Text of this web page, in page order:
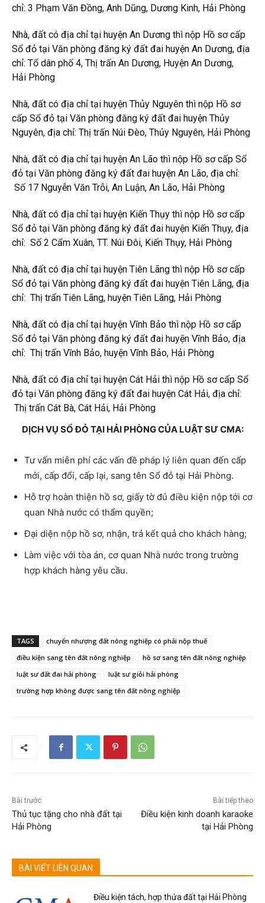
chỉ: 3 Phạm Văn Đồng, Anh Dũng, Dương Kinh, Hải Phòng
Nhà, đất có địa chỉ tại huyện An Dương thì nộp Hồ sơ cấp
Sổ đỏ tại Văn phòng đăng ký đất đai huyện An Dương, địa
chỉ: Tổ dân phố 4, Thị trấn An Dương, Huyện An Dương,
Hải Phòng
Nhà, đất có địa chỉ tại huyện Thủy Nguyên thì nộp Hồ sơ
cấp Sổ đỏ tại Văn phòng đăng ký đất đai huyện Thủy
Nguyên, địa chỉ: Thị trấn Núi Đèo, Thủy Nguyên, Hải Phòng
Nhà, đất có địa chỉ tại huyện An Lão thì nộp Hồ sơ cấp Sổ
đỏ tại Văn phòng đăng ký đất đai huyện An Lão, địa chỉ:
Số 17 Nguyễn Văn Trỗi, An Luận, An Lão, Hải Phòng
Nhà, đất có địa chỉ tại huyện Kiến Thụy thì nộp Hồ sơ cấp
Sổ đỏ tại Văn phòng đăng ký đất đai huyện Kiến Thụy, địa
chỉ: Số 2 Cẩm Xuân, TT. Núi Đôi, Kiến Thụy, Hải Phòng
Nhà, đất có địa chỉ tại huyện Tiên Lãng thì nộp Hồ sơ cấp
Sổ đỏ tại Văn phòng đăng ký đất đai huyện Tiên Lãng, địa
chỉ: Thị trấn Tiên Lãng, huyện Tiên Lãng, Hải Phòng
Nhà, đất có địa chỉ tại huyện Vĩnh Bảo thì nộp Hồ sơ cấp
Sổ đỏ tại Văn phòng đăng ký đất đai huyện Vĩnh Bảo, địa
chỉ: Thị trấn Vĩnh Bảo, huyện Vĩnh Bảo, Hải Phòng
Nhà, đất có địa chỉ tại huyện Cát Hải thì nộp Hồ sơ cấp Sổ
đỏ tại Văn phòng đăng ký đất đai huyện Cát Hải, địa chỉ:
Thị trấn Cát Bà, Cát Hải, Hải Phòng
DỊCH VỤ SỔ ĐỎ TẠI HẢI PHÒNG CỦA LUẬT SƯ CMA:
Tư vấn miễn phí các vấn đề pháp lý liên quan đến cấp
mới, cấp đổi, cấp lại, sang tên Sổ đỏ tại Hải Phòng.
Hỗ trợ hoàn thiện hồ sơ, giấy tờ đủ điều kiện nộp tới cơ
quan Nhà nước có thẩm quyền;
Đại diện nộp hồ sơ, nhận, trả kết quả cho khách hàng;
Làm việc với tòa án, cơ quan Nhà nước trong trường
hợp khách hàng yêu cầu.
TAGS
chuyển nhượng đất nông nghiệp có phải nộp thuế
điều kiện sang tên đất nông nghiệp
hồ sơ sang tên đất nông nghiệp
luật sư đất đai hải phòng
luật sư giỏi hải phòng
trường hợp không được sang tên đất nông nghiệp
Bài trước
Thủ tục tặng cho nhà đất tại
Hải Phòng
Bài tiếp theo
Điều kiện kinh doanh karaoke
tại Hải Phòng
BÀI VIẾT LIÊN QUAN
Điều kiện tách, hợp thửa đất tại Hải Phòng